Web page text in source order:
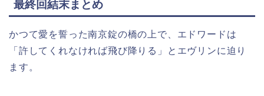
最終回結末まとめ
かつて愛を誓った南京錠の橋の上で、エドワードは
「許してくれなければ飛び降りる」とエヴリンに迫り
ます。